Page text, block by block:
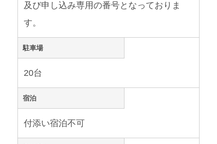
及び申し込み専用の番号となっておりま
す。
駐車場
20台
宿泊
付添い宿泊不可